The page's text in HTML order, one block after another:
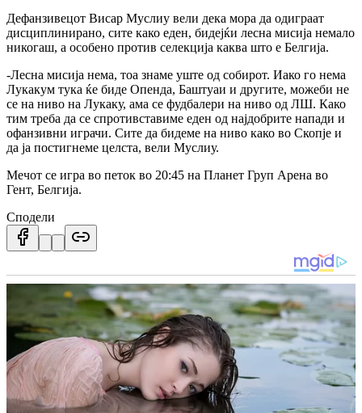
Дефанзивецот Висар Муслиу вели дека мора да одиграат
дисциплинирано, сите како еден, бидејќи лесна мисија немало
никогаш, а особено против селекција каква што е Белгија.
-Лесна мисија нема, тоа знаме уште од собирот. Иако го нема
Лукакум тука ќе биде Опенда, Баштуаи и другите, можеби не
се на ниво на Лукаку, ама се фудбалери на ниво од ЛШ. Како
тим треба да се спротивставиме еден од најдобрите напади и
офанзивни играчи. Сите да бидеме на ниво како во Скопје и
да ја постигнеме целста, вели Муслиу.
Мечот се игра во петок во 20:45 на Планет Груп Арена во
Гент, Белгија.
Сподели